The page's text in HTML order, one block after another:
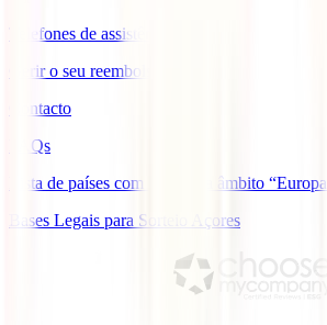
Telefones de assistência
Gerir o seu reembolso
Contacto
FAQs
Lista de países com cobertura âmbito “Europa”
Bases Legais para Sorteio Açores